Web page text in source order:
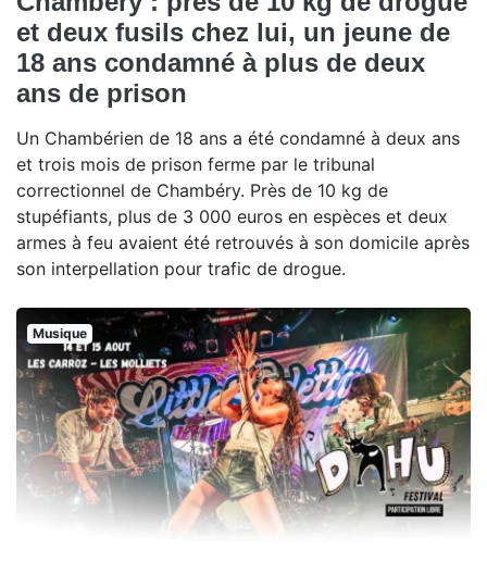
et deux fusils chez lui, un jeune de
18 ans condamné à plus de deux
ans de prison
Un Chambérien de 18 ans a été condamné à deux ans
et trois mois de prison ferme par le tribunal
correctionnel de Chambéry. Près de 10 kg de
stupéfiants, plus de 3 000 euros en espèces et deux
armes à feu avaient été retrouvés à son domicile après
son interpellation pour trafic de drogue.
Musique